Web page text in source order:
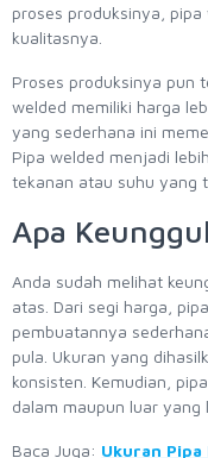
proses produksinya,
kualitasnya.
Proses produksinya pun
welded memiliki harga
yang sederhana ini
Pipa welded menjadi
tekanan atau suhu yang
Apa
Anda sudah melihat
atas. Dari segi harga,
pembuatannya
pula. Ukuran yang
konsisten. Kemudian,
dalam maupun luar yang
Baca Juga: Ukuran